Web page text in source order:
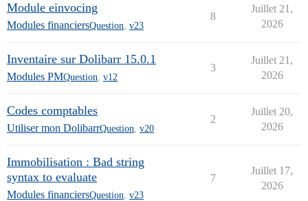
Module einvocing
Modules financiersQuestion v23
8
Juillet 21,
2026
Inventaire sur Dolibarr 15.0.1
Modules PMQuestion v12
3
Juillet 21,
2026
Codes comptables
Utiliser mon DolibarrQuestion v20
2
Juillet 20,
2026
Immobilisation : Bad string
syntax to evaluate
Modules financiersQuestion v23
7
Juillet 17,
2026